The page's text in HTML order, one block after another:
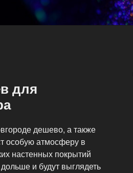
для
дешево, а также
особую атмосферу в
настенных покрытий
и будут выглядеть